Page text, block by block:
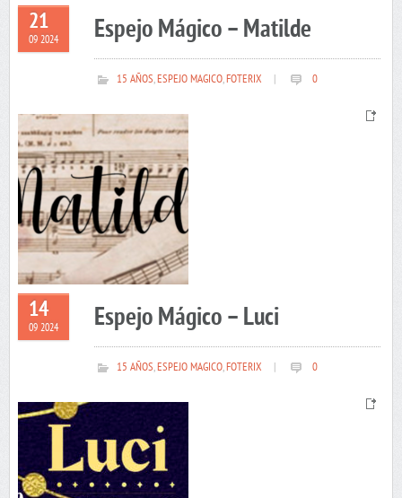
21
09 2024 Espejo Mágico – Matilde
15 AÑOS,ESPEJO MAGICO,FOTERIX 0
14
09 2024 Espejo Mágico – Luci
15 AÑOS,ESPEJO MAGICO,FOTERIX 0